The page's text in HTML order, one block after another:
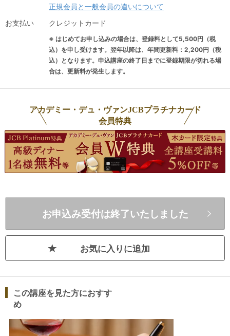
度の高いレッスンには、グローバルに
学んだ本物の知識・技能がふんだんに
生かされている。かつては大手ワイン
専門輸入商社にてマーケティングを担
当し、世界中のワインに触れた。退社
後渡米し、カリフォルニアでのワイン
える活動を積極的に展開している。書
籍に『ゼロからスタート！紫貴あきの
ソムリエ試験』（KADOKAWA）、『キ
ャラクターで選ぶワイン図鑑』（かん
き出版者）がある。その他、ワイン専
門サイト『Why not?』、『エノテカ・
『With』、『美Story』など）、テレ
少で合格した、ワイン資格取得のプ
として、米国ワインエデュケータ協会
認定CWE、Court de Master
ロ、イタリアンワイン・アンバサダ
ル
ス
け
代
ァ
の
ワ
正規会員と一般会員の違いについて
お支払い
クレジットカード
※ はじめてお申し込みの場合は、登録料として5,500円（税
込）を申し受けます。翌年以降は、年間更新料：2,200円（税
込）となります。申込講座の終了日までに登録期限が切れる場
合は、更新料が発生します。
アカデミー・デュ・ヴァンJCBプラチナカード
会員特典
お気に入りに追加
お申込み受付は終了いたしました
この講座を見た方におすす
め